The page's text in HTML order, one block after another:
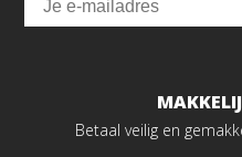
Betaal veilig en